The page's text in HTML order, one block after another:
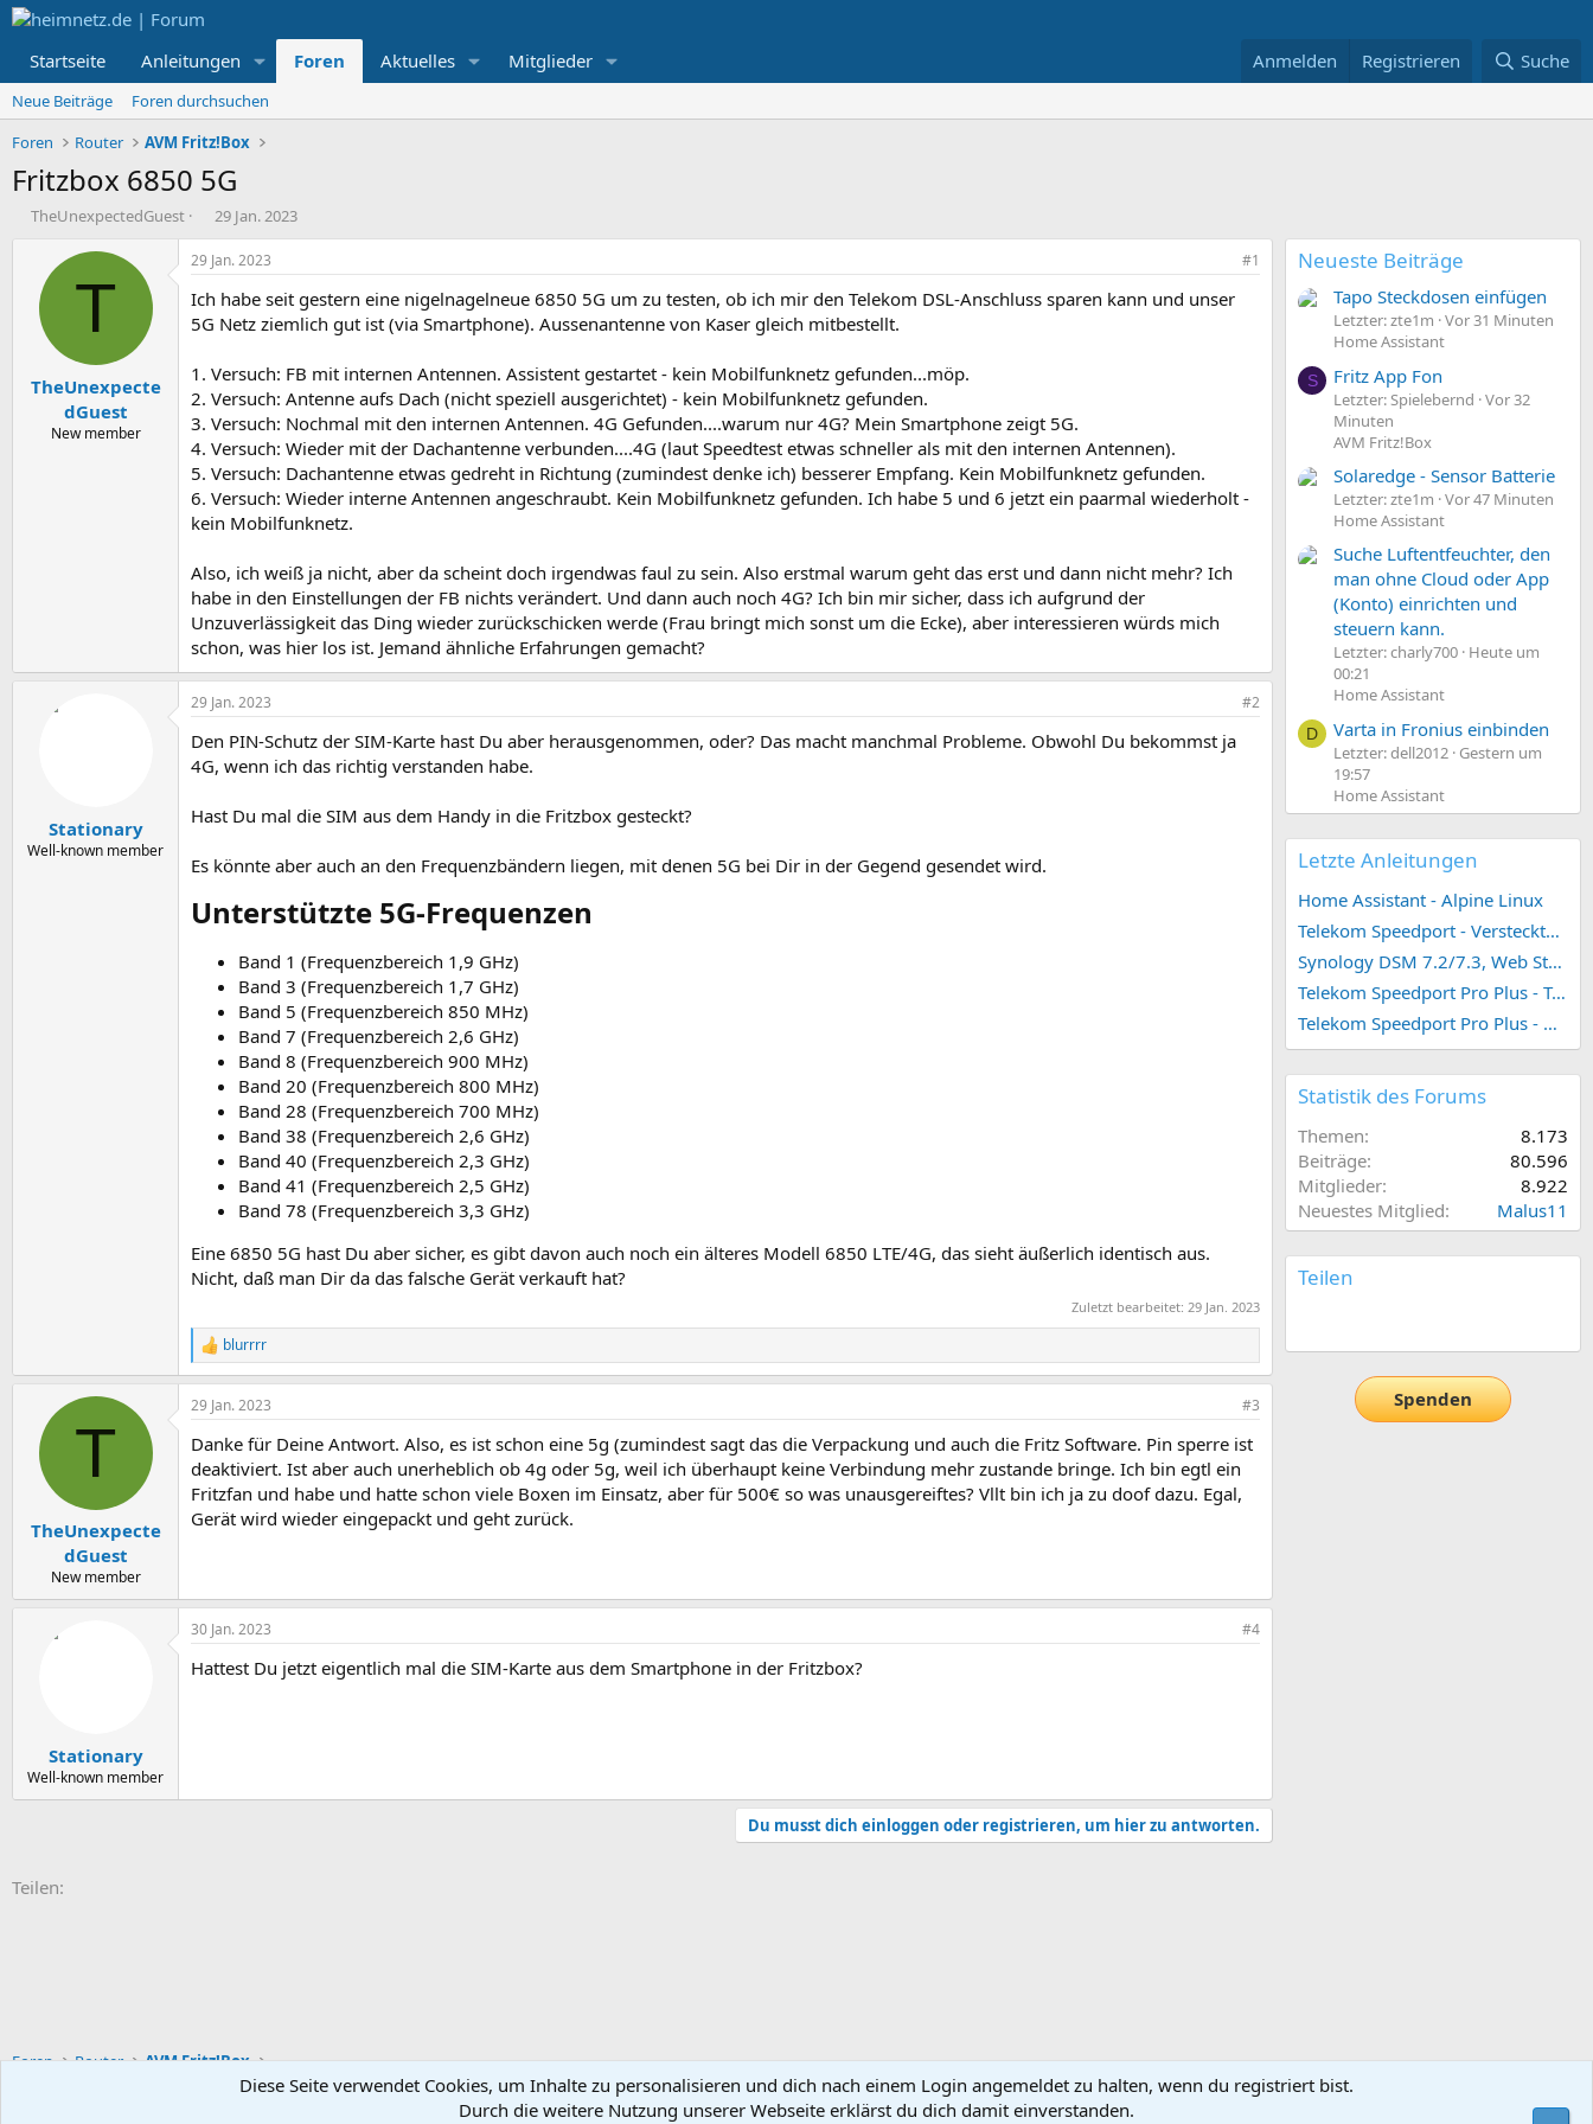
Startseite Anleitungen Foren Aktuelles Mitglieder Anmelden Registrieren Suche
Neue Beiträge
Foren durchsuchen
Foren
Router AVM Fritz!Box
Fritzbox 6850 5G
E
r
TheUnexpectedGuest
E
r
s
t
e
a
m
29 Jan. 2023
T
TheUnexpecte
dGuest
New member
29 Jan. 2023 #1
Ich habe seit gestern eine nigelnagelneue 6850 5G um zu testen, ob ich mir den Telekom DSL-Anschluss sparen kann und unser
5G Netz ziemlich gut ist (via Smartphone). Aussenantenne von Kaser gleich mitbestellt.
1. Versuch: FB mit internen Antennen. Assistent gestartet - kein Mobilfunknetz gefunden...möp.
2. Versuch: Antenne aufs Dach (nicht speziell ausgerichtet) - kein Mobilfunknetz gefunden.
3. Versuch: Nochmal mit den internen Antennen. 4G Gefunden....warum nur 4G? Mein Smartphone zeigt 5G.
4. Versuch: Wieder mit der Dachantenne verbunden....4G (laut Speedtest etwas schneller als mit den internen Antennen).
5. Versuch: Dachantenne etwas gedreht in Richtung (zumindest denke ich) besserer Empfang. Kein Mobilfunknetz gefunden.
6. Versuch: Wieder interne Antennen angeschraubt. Kein Mobilfunknetz gefunden. Ich habe 5 und 6 jetzt ein paarmal wiederholt -
kein Mobilfunknetz.
Also, ich weiß ja nicht, aber da scheint doch irgendwas faul zu sein. Also erstmal warum geht das erst und dann nicht mehr? Ich
habe in den Einstellungen der FB nichts verändert. Und dann auch noch 4G? Ich bin mir sicher, dass ich aufgrund der
Unzuverlässigkeit das Ding wieder zurückschicken werde (Frau bringt mich sonst um die Ecke), aber interessieren würds mich
schon, was hier los ist. Jemand ähnliche Erfahrungen gemacht?
Stationary
Well-known member
29 Jan. 2023 #2
Den PIN-Schutz der SIM-Karte hast Du aber herausgenommen, oder? Das macht manchmal Probleme. Obwohl Du bekommst ja
4G, wenn ich das richtig verstanden habe.
Hast Du mal die SIM aus dem Handy in die Fritzbox gesteckt?
Es könnte aber auch an den Frequenzbändern liegen, mit denen 5G bei Dir in der Gegend gesendet wird.
Unterstützte 5G-Frequenzen​
Band 1 (Frequenzbereich 1,9 GHz)
Band 3 (Frequenzbereich 1,7 GHz)
Band 5 (Frequenzbereich 850 MHz)
Band 7 (Frequenzbereich 2,6 GHz)
Band 8 (Frequenzbereich 900 MHz)
Band 20 (Frequenzbereich 800 MHz)
Band 28 (Frequenzbereich 700 MHz)
Band 38 (Frequenzbereich 2,6 GHz)
Band 40 (Frequenzbereich 2,3 GHz)
Band 41 (Frequenzbereich 2,5 GHz)
Band 78 (Frequenzbereich 3,3 GHz)
Eine 6850 5G hast Du aber sicher, es gibt davon auch noch ein älteres Modell 6850 LTE/4G, das sieht äußerlich identisch aus.
Nicht, daß man Dir da das falsche Gerät verkauft hat?
Zuletzt bearbeitet: 29 Jan. 2023
R
e
a
k
i
o
n
e
n
blurrrr
T
TheUnexpecte
dGuest
New member
29 Jan. 2023 #3
Danke für Deine Antwort. Also, es ist schon eine 5g (zumindest sagt das die Verpackung und auch die Fritz Software. Pin sperre ist
deaktiviert. Ist aber auch unerheblich ob 4g oder 5g, weil ich überhaupt keine Verbindung mehr zustande bringe. Ich bin egtl ein
Fritzfan und habe und hatte schon viele Boxen im Einsatz, aber für 500€ so was unausgereiftes? Vllt bin ich ja zu doof dazu. Egal,
Gerät wird wieder eingepackt und geht zurück.
Stationary
Well-known member
30 Jan. 2023 #4
Hattest Du jetzt eigentlich mal die SIM-Karte aus dem Smartphone in der Fritzbox?
Du musst dich einloggen oder registrieren, um hier zu antworten.
Teilen:
Neueste Beiträge
Tapo Steckdosen einfügen
Letzter: zte1m Vor 31 Minuten
Home Assistant
S Fritz App Fon
Letzter: Spielebernd Vor 32
Minuten
AVM Fritz!Box
Solaredge - Sensor Batterie
Letzter: zte1m Vor 47 Minuten
Home Assistant
Suche Luftentfeuchter, den
man ohne Cloud oder App
(Konto) einrichten und
steuern kann.
Letzter: charly700 Heute um
00:21
Home Assistant
D Varta in Fronius einbinden
Letzter: dell2012 Gestern um
19:57
Home Assistant
Letzte Anleitungen
Home Assistant - Alpine Linux
Telekom Speedport - Versteckte Konfigurationen
Synology DSM 7.2/7.3, Web Station 4, Webdienst und Webportal erstellen (ehemals vHost)
Telekom Speedport Pro Plus - Telefonie einrichten
Telekom Speedport Pro Plus - Netzwerk einrichten
Statistik des Forums
Themen
8.173
Beiträge
80.596
Mitglieder
8.922
Neuestes Mitglied
Malus11
Teilen
Spenden
Foren Router AVM Fritz!Box
Nutzungsbedingungen Start
Diese Seite verwendet Cookies, um Inhalte zu personalisieren und dich nach einem Login angemeldet zu halten, wenn du registriert bist.
Durch die weitere Nutzung unserer Webseite erklärst du dich damit einverstanden.